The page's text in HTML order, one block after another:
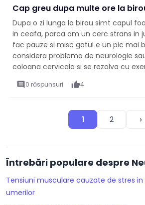
Cap greu dupa multe ore la
Dupa o zi lunga la birou simt capul
in ceafa, parca am un cerc strans in
fac pauze si misc gatul e un pic mai
considera problema de neurologie
coloana cervicala si se rezolva cu
comment 0 răspunsuri thumb_up4
1 2 ›
Întrebări populare despre
Tensiuni musculare cauzate de stres in
umerilor